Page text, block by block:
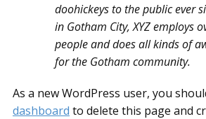
doohickeys to the public ever
in Gotham City, XYZ employs
people and does all kinds of
for the Gotham community.
As a new WordPress user, you
dashboard to delete this page and